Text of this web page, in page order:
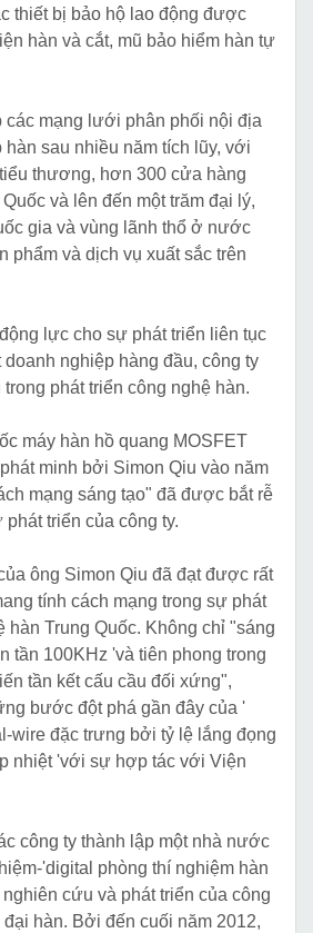
thiết bị bảo hộ lao động được
hàn và cắt, mũ bảo hiểm hàn tự
các mạng lưới phân phối nội địa
hàn sau nhiều năm tích lũy, với
thương, hơn 300 cửa hàng
và lên đến một trăm đại lý,
gia và vùng lãnh thổ ở nước
phẩm và dịch vụ xuất sắc trên
lực cho sự phát triển liên tục
doanh nghiệp hàng đầu, công ty
phát triển công nghệ hàn.
máy hàn hồ quang MOSFET
minh bởi Simon Qiu vào năm
mạng sáng tạo" đã được bắt rễ
triển của công ty.
ông Simon Qiu đã đạt được rất
tính cách mạng trong sự phát
hàn Trung Quốc. Không chỉ "sáng
tần 100KHz 'và tiên phong trong
tần kết cấu cầu đối xứng",
bước đột phá gần đây của '
wire đặc trưng bởi tỷ lệ lắng đọng
nhiệt 'với sự hợp tác với Viện
công ty thành lập một nhà nước
'digital phòng thí nghiệm hàn
cứu và phát triển của công
hàn. Bởi đến cuối năm 2012,